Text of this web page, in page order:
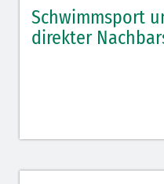
Schwimmsport
direkter